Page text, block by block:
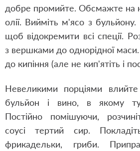
добре промийте. Обсмажте на
олії. Вийміть м'ясо з бульйону.
щоб відокремити всі спеції.
з вершками до однорідної
до кипіння (але не кип'ятіть і
Невеликими порціями
бульйон і вино, в якому
Постійно помішуючи,
соусі тертий сир.
фрикадельки, гриби.